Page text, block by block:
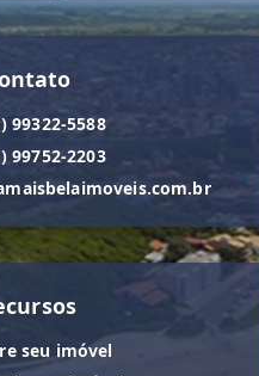
99322-5588
99752-2203
seu imóvel